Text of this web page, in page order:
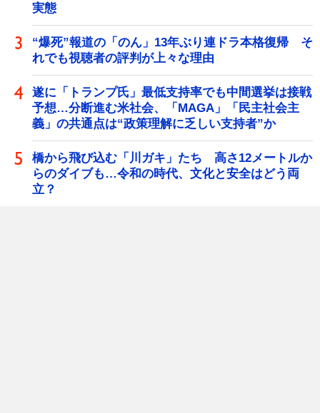
実態
“爆死”報道の「のん」13年ぶり連ドラ本格復帰 そ
れでも視聴者の評判が上々な理由
遂に「トランプ氏」最低支持率でも中間選挙は接戦
予想…分断進む米社会、「MAGA」「民主社会主
義」の共通点は“政策理解に乏しい支持者”か
橋から飛び込む「川ガキ」たち 高さ12メートルか
らのダイブも…令和の時代、文化と安全はどう両
立？